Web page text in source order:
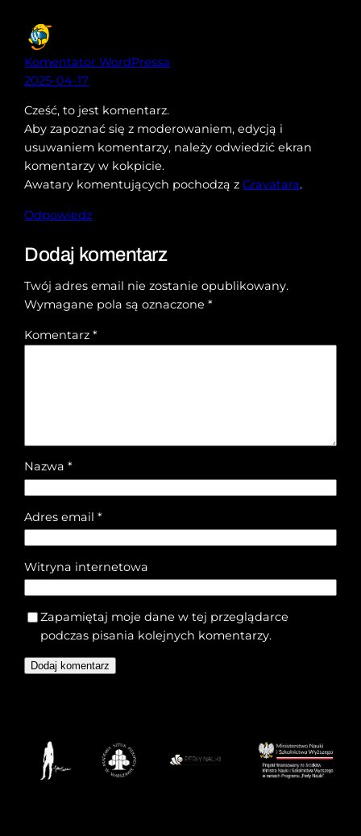
Komentator WordPressa
2025-04-17
Cześć, to jest komentarz.
Aby zapoznać się z moderowaniem, edycją i
usuwaniem komentarzy, należy odwiedzić ekran
komentarzy w kokpicie.
Awatary komentujących pochodzą zGravatara.
Odpowiedz
Dodaj komentarz
Twój adres email nie zostanie opublikowany.
Wymagane pola są oznaczone*
Komentarz*
Nazwa*
Adres email*
Witryna internetowa
Zapamiętaj moje dane w tej przeglądarce
podczas pisania kolejnych komentarzy.